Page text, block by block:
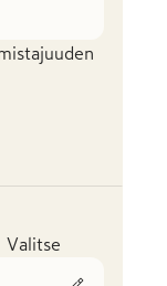
Valitse